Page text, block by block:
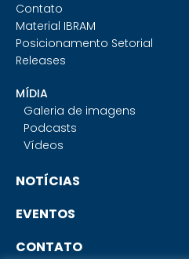
Contato
Material IBRAM
Posicionamento Setorial
Releases
MÍDIA
Galeria de imagens
Podcasts
Vídeos
NOTÍCIAS
EVENTOS
CONTATO